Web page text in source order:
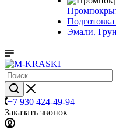
Эмали.
+7 930 424-49-94
Заказать звонок